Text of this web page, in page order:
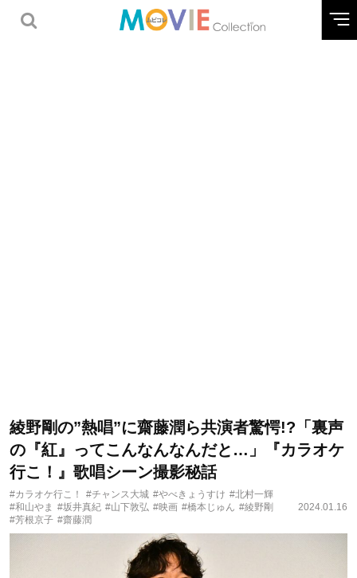
綾野剛の”熱唱”に齋藤潤ら共演者驚愕!?「裏声
の『紅』ってこんなんなんだと…」『カラオケ
行こ！』歌唱シーン撮影秘話
#カラオケ行こ！ #チャンス大城 #やべきょうすけ #北村一輝
#和山やま #坂井真紀 #山下敦弘 #映画 #橋本じゅん #綾野剛
#芳根京子 #齋藤潤
2024.01.16